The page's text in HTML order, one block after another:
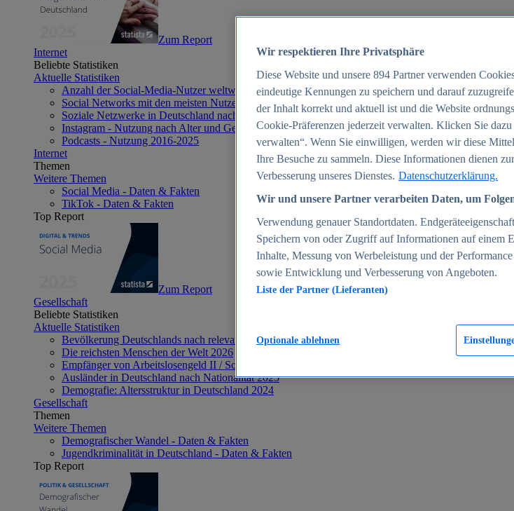
Zum Report
Internet
Beliebte Statistiken
Aktuelle Statistiken
Anzahl der Social-Media-Nutzer weltweit 2012-2025
Social Networks mit den meisten Nutzern weltweit 2025
Soziale Netzwerke in Deutschland nach Generationen 2025
Instagram - Nutzung nach Alter und Geschlecht in Deutschland 2025
Podcasts - Nutzung 2016-2025
Internet
Themen
Weitere Themen
Social Media - Daten & Fakten
TikTok - Daten & Fakten
Top Report
Zum Report
Gesellschaft
Beliebte Statistiken
Aktuelle Statistiken
Bevölkerung Deutschlands nach relevanten Altersgruppen 2024
Die reichsten Menschen der Welt 2026
Empfänger von Arbeitslosengeld II / Sozialgeld / Bürgergeld in Deutschland 2005-2025
Ausländer in Deutschland nach Nationalität 2025
Demografie: Altersstruktur in Deutschland 2024
Gesellschaft
Themen
Weitere Themen
Demografischer Wandel - Daten & Fakten
Jugendkriminalität in Deutschland - Daten & Fakten
Top Report
Wir respektieren Ihre Privatsphäre
Diese Website und unsere 894 Partner verwenden
eindeutige Kennungen zu speichern und darauf
der Inhalt korrekt und aktuell ist und die Website
Cookie-Präferenzen jederzeit verwalten. Klicken Sie
verwalten“. Wenn Sie einwilligen, werden wir diese
Ihre Besuche zu sammeln. Diese Informationen dienen
Verbesserung unseres Dienstes. Datenschutzerklärung.
Wir und unsere Partner verarbeiten Daten, um
Verwendung genauer Standortdaten.
Speichern von oder Zugriff auf Informationen auf einem
Inhalte, Messung von Werbeleistung und der
sowie Entwicklung und Verbesserung von Angeboten.
Liste der Partner (Lieferanten)
Optionale ablehnen